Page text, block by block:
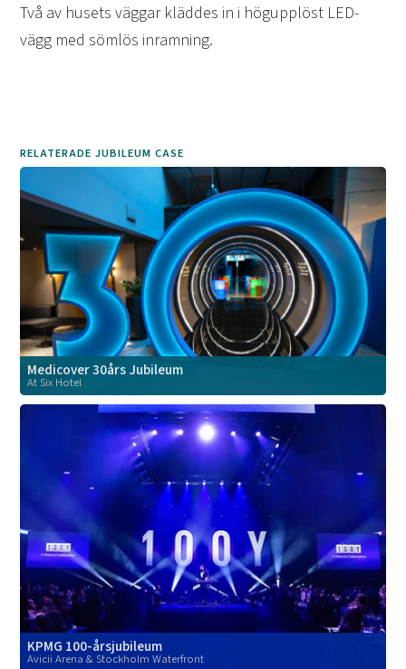
Två av husets väggar kläddes in i högupplöst LED-
vägg med sömlös inramning.
RELATERADE JUBILEUM CASE
Medicover 30års Jubileum
At Six Hotel
KPMG 100-årsjubileum
Avicii Arena & Stockholm Waterfront